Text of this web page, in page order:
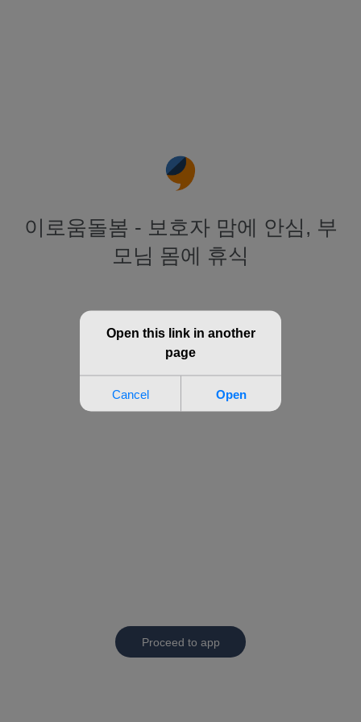
이로움돌봄 - 보호자 맘에 안심, 부
모님 몸에 휴식
Proceed to app